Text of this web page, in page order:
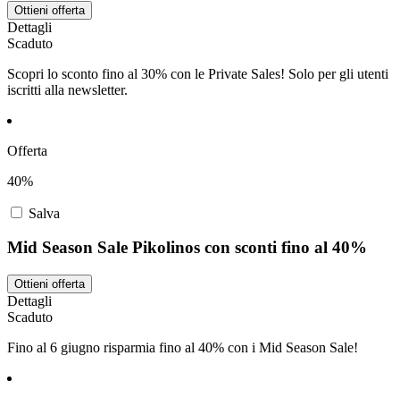
Ottieni offerta
Dettagli
Scaduto
Scopri lo sconto fino al 30% con le Private Sales! Solo per gli utenti
iscritti alla newsletter.
Offerta
40%
Salva
Mid Season Sale Pikolinos con sconti fino al 40%
Ottieni offerta
Dettagli
Scaduto
Fino al 6 giugno risparmia fino al 40% con i Mid Season Sale!